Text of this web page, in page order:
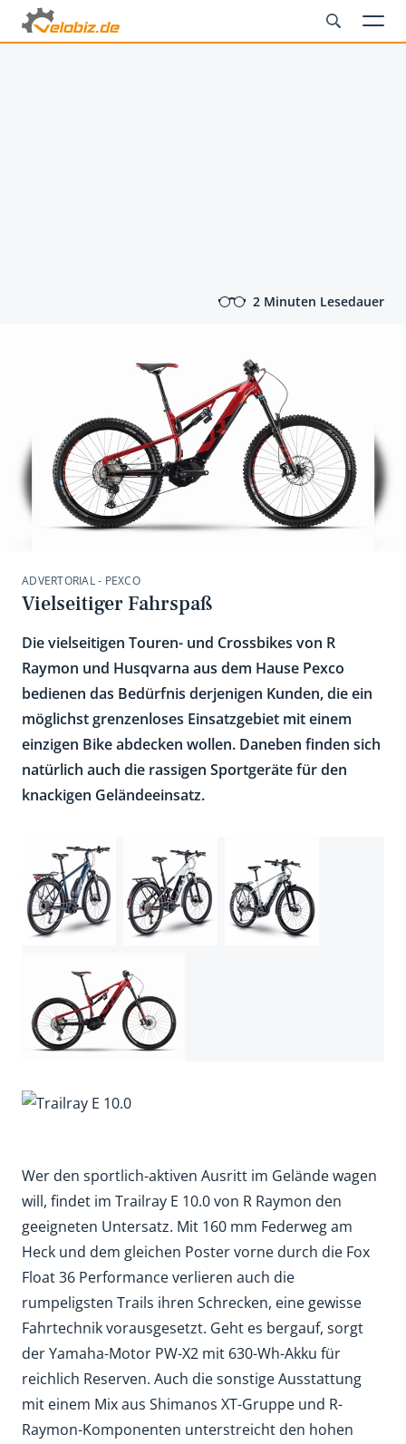
2 Minuten Lesedauer
ADVERTORIAL - PEXCO
Vielseitiger Fahrspaß
Die vielseitigen Touren- und Crossbikes von R
Raymon und Husqvarna aus dem Hause Pexco
bedienen das Bedürfnis derjenigen Kunden, die ein
möglichst grenzenloses Einsatzgebiet mit einem
einzigen Bike abdecken wollen. Daneben finden sich
natürlich auch die rassigen Sportgeräte für den
knackigen Geländeeinsatz.
Wer den sportlich-aktiven Ausritt im Gelände wagen
will, findet im Trailray E 10.0 von R Raymon den
geeigneten Untersatz. Mit 160 mm Federweg am
Heck und dem gleichen Poster vorne durch die Fox
Float 36 Performance verlieren auch die
rumpeligsten Trails ihren Schrecken, eine gewisse
Fahrtechnik vorausgesetzt. Geht es bergauf, sorgt
der Yamaha-Motor PW-X2 mit 630-Wh-Akku für
reichlich Reserven. Auch die sonstige Ausstattung
mit einem Mix aus Shimanos XT-Gruppe und R-
Raymon-Komponenten unterstreicht den hohen